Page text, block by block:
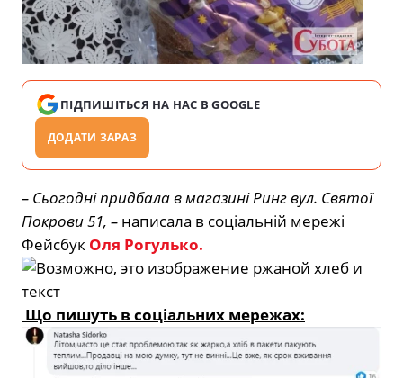
ПІДПИШІТЬСЯ НА НАС В GOOGLE
ДОДАТИ ЗАРАЗ
– Сьогодні придбала в магазині Ринг вул. Святої
Покрови 51, – написала в соціальній мережі
Фейсбук Оля Рогулько.
Що пишуть в соціальних мережах: